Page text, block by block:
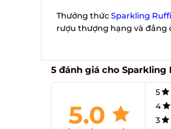
Thưởng thứcSparkling
rượu thượng hạng và đẳng
5 đánh giá choSparkling
5.0
5
4
3